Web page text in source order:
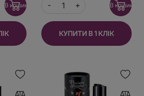
В кошик В кошик
КУПИТИ В 1 КЛІК